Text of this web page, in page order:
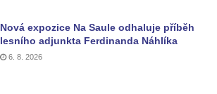
Nová expozice Na Saule odhaluje příběh
lesního adjunkta Ferdinanda Náhlíka
6. 8. 2026